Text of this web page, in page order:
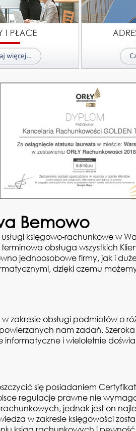
Bemowo
księgowo-rachunkowe w
obsługa wszystkich
jednoosobowe firmy, jak i
dzięki czemu
zakresie obsługi podmiotów o
nam zadań.
informatyczne i wieloletnie
się posiadaniem
regulacje prawne nie
jednak jest on
w zakresie księgowości